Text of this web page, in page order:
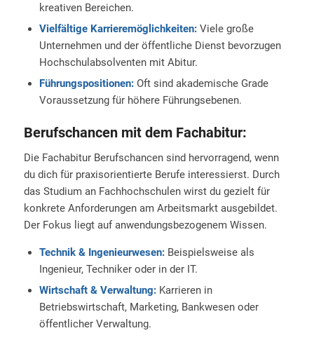
kreativen Bereichen.
Vielfältige Karrieremöglichkeiten:Viele große
Unternehmen und der öffentliche Dienst bevorzugen
Hochschulabsolventen mit Abitur.
Führungspositionen:Oft sind akademische Grade
Voraussetzung für höhere Führungsebenen.
Berufschancen mit dem Fachabitur:
Die Fachabitur Berufschancen sind hervorragend, wenn
du dich für praxisorientierte Berufe interessierst. Durch
das Studium an Fachhochschulen wirst du gezielt für
konkrete Anforderungen am Arbeitsmarkt ausgebildet.
Der Fokus liegt auf anwendungsbezogenem Wissen.
Technik & Ingenieurwesen:Beispielsweise als
Ingenieur, Techniker oder in der IT.
Wirtschaft & Verwaltung:Karrieren in
Betriebswirtschaft, Marketing, Bankwesen oder
öffentlicher Verwaltung.